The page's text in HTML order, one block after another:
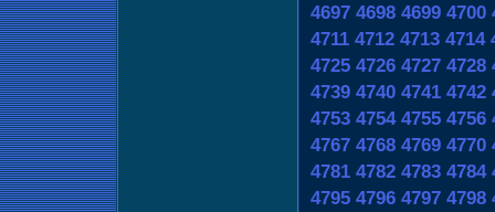
4697 4698 4699 4700
4711 4712 4713 4714
4725 4726 4727 4728
4739 4740 4741 4742
4753 4754 4755 4756
4767 4768 4769 4770
4781 4782 4783 4784
4795 4796 4797 4798